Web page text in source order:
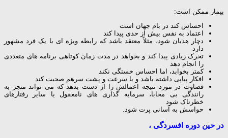
بیمار ممکن است:
احساس کند در بام جهان است
اعتماد به نفس بیش از حدی پیدا کند
دچار هذیان شود، مثلاً معتقد باشد که رابطه ویژه ای با یک فرد مشهور
دارد
تحرک زیادی پیدا کند و بخواهد در مدت زمان کوتاهی برنامه های متعددی
را انجام دهد
کمتر بخوابد، اما احساس خستگی نکند
افکار پیاپی داشته باشد و با سرعت و پشت سرهم صحبت کند
قضاوت در مورد نتیجه اعمالش را از دست بدهد که می تواند منجر به
رانندگی بی محابا، سرمایه گذاری های نامعقول یا سایر رفتارهای
خطرناک شود
حواسش به آسانی پرت شود.
در حین دوره افسردگی ،